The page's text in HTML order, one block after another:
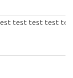
test test test test